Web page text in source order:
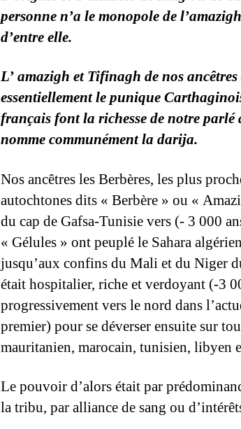
personne n’a le monopole de
d’entre elle.
L’ amazigh et Tifinagh de nos
essentiellement le punique
français font la richesse de notre
nomme communément la darija.
Nos ancêtres les Berbères, les plus
autochtones dits « Berbère » ou «
du cap de Gafsa-Tunisie vers (- 3 000
« Gélules » ont peuplé le Sahara
jusqu’aux confins du Mali et du Niger
était hospitalier, riche et verdoyant (-3
progressivement vers le nord dans
premier) pour se déverser ensuite sur
mauritanien, marocain, tunisien, libyen
Le pouvoir d’alors était par
la tribu, par alliance de sang ou